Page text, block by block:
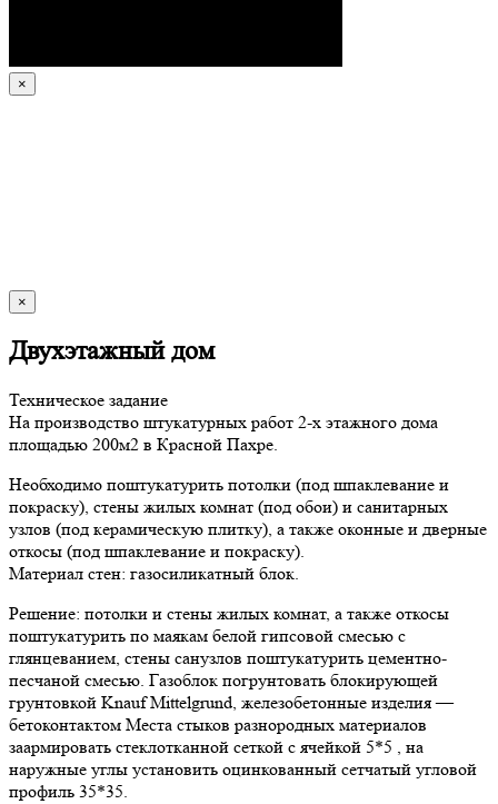
×
×
Двухэтажный дом
Техническое задание
На производство штукатурных работ 2-х этажного дома
площадью 200м2 в Красной Пахре.
Необходимо поштукатурить потолки (под шпаклевание и
покраску), стены жилых комнат (под обои) и санитарных
узлов (под керамическую плитку), а также оконные и дверные
откосы (под шпаклевание и покраску).
Материал стен: газосиликатный блок.
Решение: потолки и стены жилых комнат, а также откосы
поштукатурить по маякам белой гипсовой смесью с
глянцеванием, стены санузлов поштукатурить цементно-
песчаной смесью. Газоблок погрунтовать блокирующей
грунтовкой Knauf Mittelgrund, железобетонные изделия —
бетоконтактом Места стыков разнородных материалов
заармировать стеклотканной сеткой с ячейкой 5*5 , на
наружные углы установить оцинкованный сетчатый угловой
профиль 35*35.